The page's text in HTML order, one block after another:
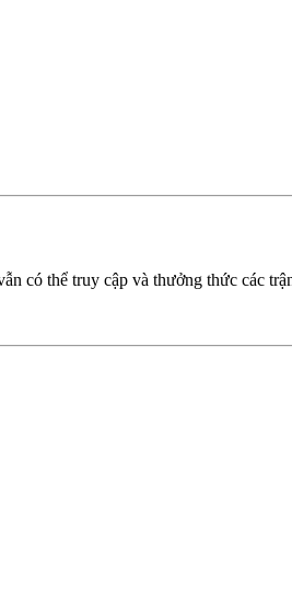
có thể truy cập và thưởng thức các